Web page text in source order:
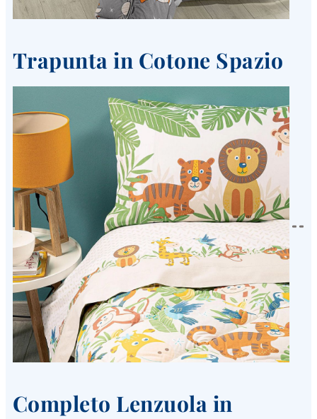
Trapunta in Cotone Spazio
Completo Lenzuola in